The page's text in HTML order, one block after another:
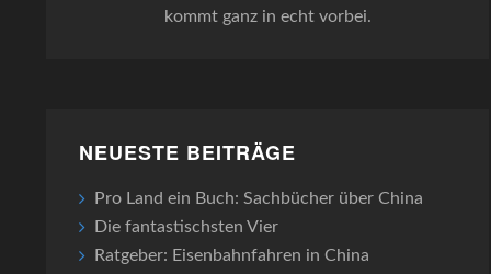
kommt ganz in echt vorbei.
NEUESTE BEITRÄGE
Pro Land ein Buch: Sachbücher über China
Die fantastischsten Vier
Ratgeber: Eisenbahnfahren in China